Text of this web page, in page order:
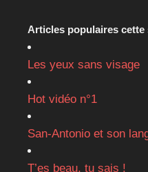
Articles populaires cette
Les yeux sans visage
Hot vidéo n°1
San-Antonio et son
T’es beau, tu sais !